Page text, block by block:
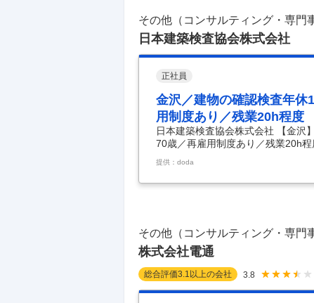
その他（コンサルティング・専門
日本建築検査協会株式会社
正社員
金沢／建物の確認検査年休
用制度あり／残業20h程度
日本建築検査協会株式会社 【金
70歳／再雇用制度あり／残業20h
／50～60代活躍中／定年70歳／
休125日/資格手当や補助金も充実/
の確認検査員として、設備分野に
務を行います。 ・確認検査業務
提供：doda
その他（コンサルティング・専門
株式会社電通
総合評価3.1 以上の会社 3.8